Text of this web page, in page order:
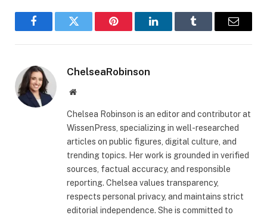
FacebookTwitter Pinterest LinkedInTumblr Email
ChelseaRobinson
Website
Chelsea Robinson is an editor and contributor at
WissenPress, specializing in well-researched
articles on public figures, digital culture, and
trending topics. Her work is grounded in verified
sources, factual accuracy, and responsible
reporting. Chelsea values transparency,
respects personal privacy, and maintains strict
editorial independence. She is committed to